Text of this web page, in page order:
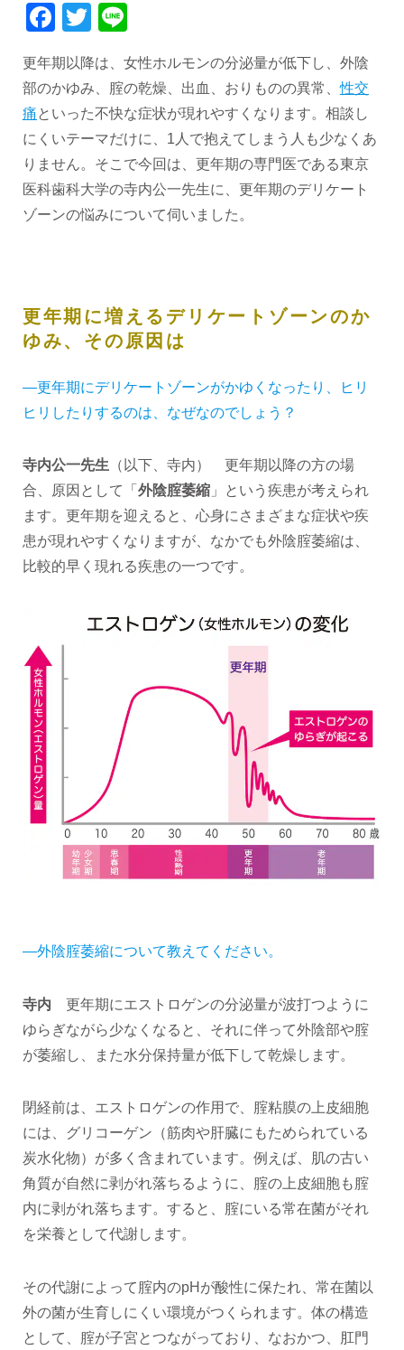
Facebook
Twitter
更年期以降は、女性ホルモンの分泌量が低下し、外陰
部のかゆみ、腟の乾燥、出血、おりものの異常、性交
痛といった不快な症状が現れやすくなります。相談し
にくいテーマだけに、1人で抱えてしまう人も少なくあ
りません。そこで今回は、更年期の専門医である東京
医科歯科大学の寺内公一先生に、更年期のデリケート
ゾーンの悩みについて伺いました。
更年期に増えるデリケートゾーンのか
ゆみ、その原因は
―更年期にデリケートゾーンがかゆくなったり、ヒリ
ヒリしたりするのは、なぜなのでしょう？
寺内公一先生 （以下、寺内） 更年期以降の方の場
合、原因として「 外陰腟萎縮」という疾患が考えられ
ます。更年期を迎えると、心身にさまざまな症状や疾
患が現れやすくなりますが、なかでも外陰腟萎縮は、
比較的早く現れる疾患の一つです。
―外陰腟萎縮について教えてください。
寺内 更年期にエストロゲンの分泌量が波打つように
ゆらぎながら少なくなると、それに伴って外陰部や腟
が萎縮し、また水分保持量が低下して乾燥します。
閉経前は、エストロゲンの作用で、腟粘膜の上皮細胞
には、グリコーゲン（筋肉や肝臓にもためられている
炭水化物）が多く含まれています。例えば、肌の古い
角質が自然に剥がれ落ちるように、腟の上皮細胞も腟
内に剥がれ落ちます。すると、腟にいる常在菌がそれ
を栄養として代謝します。
その代謝によって腟内のpHが酸性に保たれ、常在菌以
外の菌が生育しにくい環境がつくられます。体の構造
として、腟が子宮とつながっており、なおかつ、肛門